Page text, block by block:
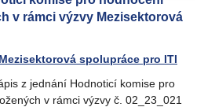
v rámci výzvy Mezisektorová
Mezisektorová spolupráce pro ITI
z jednání Hodnoticí komise pro
v rámci výzvy č. 02_23_021